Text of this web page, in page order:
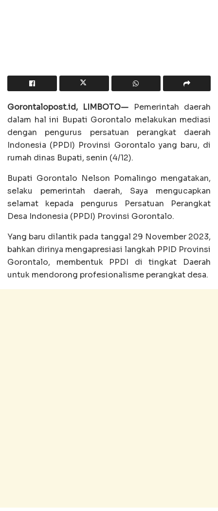
Gorontalopost.id, LIMBOTO— Pemerintah daerah
dalam hal ini Bupati Gorontalo melakukan mediasi
dengan pengurus persatuan perangkat daerah
Indonesia (PPDI) Provinsi Gorontalo yang baru, di
rumah dinas Bupati, senin (4/12).
Bupati Gorontalo Nelson Pomalingo mengatakan,
selaku pemerintah daerah, Saya mengucapkan
selamat kepada pengurus Persatuan Perangkat
Desa Indonesia (PPDI) Provinsi Gorontalo.
Yang baru dilantik pada tanggal 29 November 2023,
bahkan dirinya mengapresiasi langkah PPID Provinsi
Gorontalo, membentuk PPDI di tingkat Daerah
untuk mendorong profesionalisme perangkat desa.